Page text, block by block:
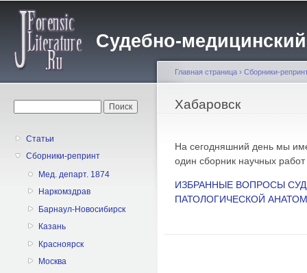
Судебно-
Статьи
Сборники-репринт
Мед. департ. 1874
Наркомздрав
Барнаул-Новосибирск
Казань
Красноярск
Москва
Вы здесь
Главная страница › Сборники-
Хабаровск
На сегодняшний день мы
один сборник научных
ИЗБРАННЫЕ ВОПРОСЫ
ПАТОЛОГИЧЕСКОЙ